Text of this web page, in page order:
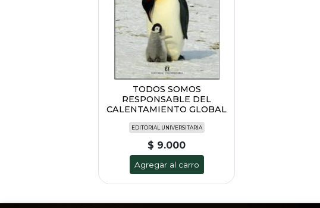
TODOS SOMOS
RESPONSABLE DEL
CALENTAMIENTO GLOBAL
EDITORIAL UNIVERSITARIA
$ 9.000
Agregar al carro